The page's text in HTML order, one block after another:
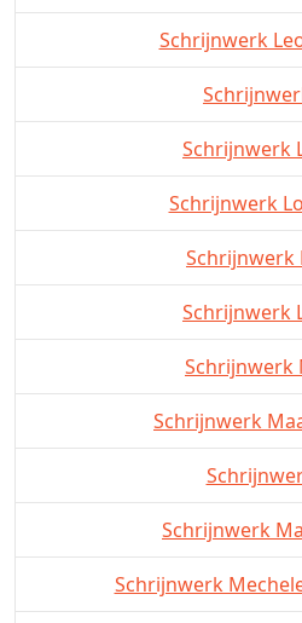
Schrijnwerk
Schrijnwerk
Schrijnwerk
Schrijnwerk
Schrijnwerk
Schrijnwerk
Schrijnwerk
Schrijnwerk
Schrijnwerk